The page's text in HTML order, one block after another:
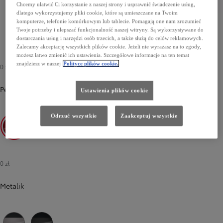
0 zł
Perłowy 2TB Imperial Red/Eclipse Black 0 zł
2TB Imperial Red/Eclipse Black
2VP Platinum White Pearl/Eclipse Black
0 zł
Metalik
Chcemy ułatwić Ci korzystanie z naszej strony i usprawnić świadczenie usług,
dlatego wykorzystujemy pliki cookie, które są umieszczane na Twoim
komputerze, telefonie komórkowym lub tablecie. Pomagają one nam zrozumieć
Twoje potrzeby i ulepszać funkcjonalność naszej witryny. Są wykorzystywane do
dostarczania usług i narzędzi osób trzecich, a także służą do celów reklamowych.
Zalecamy akceptację wszystkich plików cookie. Jeżeli nie wyrażasz na to zgody,
możesz łatwo zmienić ich ustawienia. Szczegółowe informacje na ten temat
znajdziesz w naszej Polityce plików cookie.
Ustawienia plików cookie
Odrzuć wszystkie Zaakceptuj wszystkie